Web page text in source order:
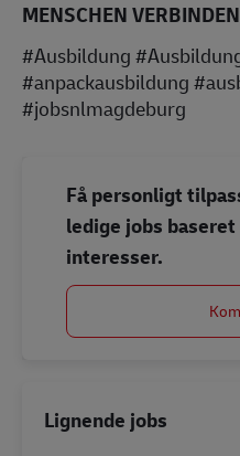
MENSCHEN
#Ausbildung
#anpackausbildung
#jobsnlmagdeburg
Få personligt
ledige jobs
interesser.
Lignende jobs